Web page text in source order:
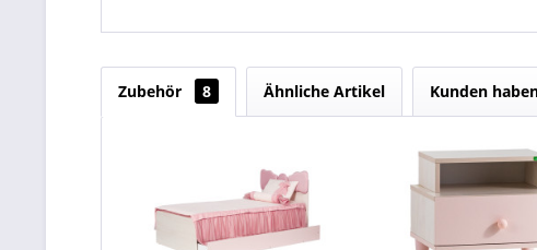
Zubehör 8 Ähnliche Artikel Kunden